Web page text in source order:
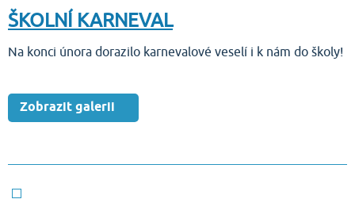
ŠKOLNÍ KARNEVAL
Na konci února dorazilo karnevalové veselí i k nám do školy!
Zobrazit galerii